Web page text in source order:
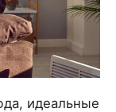
идеальные